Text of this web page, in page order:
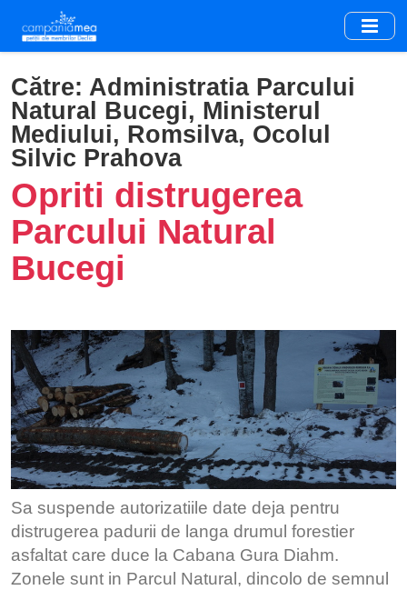
main
content
Către: Administratia Parcului
Natural Bucegi, Ministerul
Mediului, Romsilva, Ocolul
Silvic Prahova
Opriti distrugerea
Parcului Natural
Bucegi
Sa suspende autorizatiile date deja pentru
distrugerea padurii de langa drumul forestier
asfaltat care duce la Cabana Gura Diahm.
Zonele sunt in Parcul Natural, dincolo de semnul